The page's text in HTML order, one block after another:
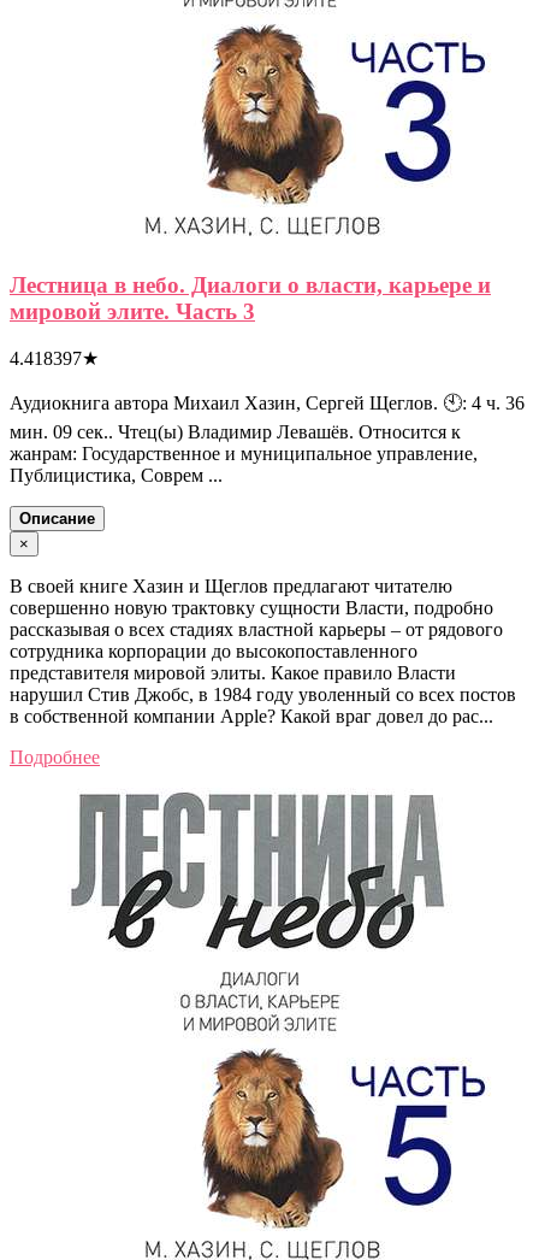
Лестница в небо. Диалоги о власти, карьере и
мировой элите. Часть 3
4.418397★
Аудиокнига автора Михаил Хазин, Сергей Щеглов. 🕙: 4 ч. 36
мин. 09 сек.. Чтец(ы) Владимир Левашёв. Относится к
жанрам: Государственное и муниципальное управление,
Публицистика, Соврем ...
Описание
×
В своей книге Хазин и Щеглов предлагают читателю
совершенно новую трактовку сущности Власти, подробно
рассказывая о всех стадиях властной карьеры – от рядового
сотрудника корпорации до высокопоставленного
представителя мировой элиты. Какое правило Власти
нарушил Стив Джобс, в 1984 году уволенный со всех постов
в собственной компании Apple? Какой враг довел до рас...
Подробнее